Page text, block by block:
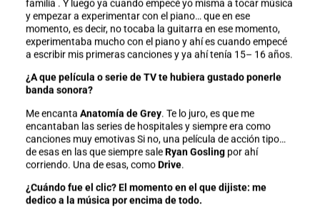
familia . Y luego ya cuando empecé yo misma a tocar música
y empezar a experimentar con el piano… que en ese
momento, es decir, no tocaba la guitarra en ese momento,
experimentaba mucho con el piano y ahí es cuando empecé
a escribir mis primeras canciones y ya ahí tenía 15– 16 años.
¿A que película o serie de TV te hubiera gustado ponerle
banda sonora?
Me encanta Anatomía de Grey. Te lo juro, es que me
encantaban las series de hospitales y siempre era como
canciones muy emotivas Si no, una película de acción tipo…
de esas en las que siempre saleRyan Goslingpor ahí
corriendo. Una de esas, comoDrive.
¿Cuándo fue el clic? El momento en el que dijiste: me
dedico a la música por encima de todo.